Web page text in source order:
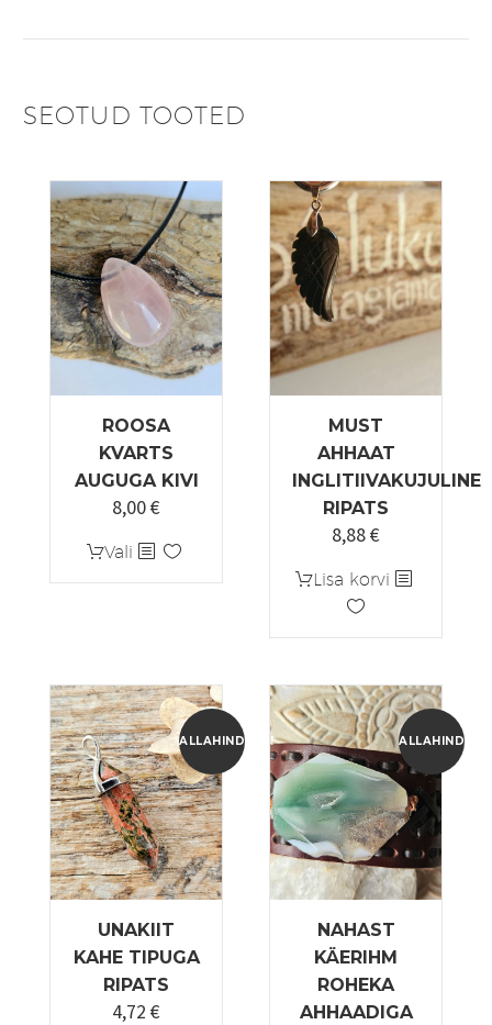
SEOTUD TOOTED
ROOSA
KVARTS
AUGUGA KIVI
8,00€
Vali Sellel
tootel
Valikuid
saab
teha
tootelehel.
MUST
AHHAAT
INGLITIIVAKUJULINE
RIPATS
8,88€
Lisa korvi
ALLAHINDLUS!
UNAKIIT
KAHE TIPUGA
RIPATS
Algne
4,72 €Praegune
ALLAHINDLUS!
NAHAST
KÄERIHM
ROHEKA
AHHAADIGA